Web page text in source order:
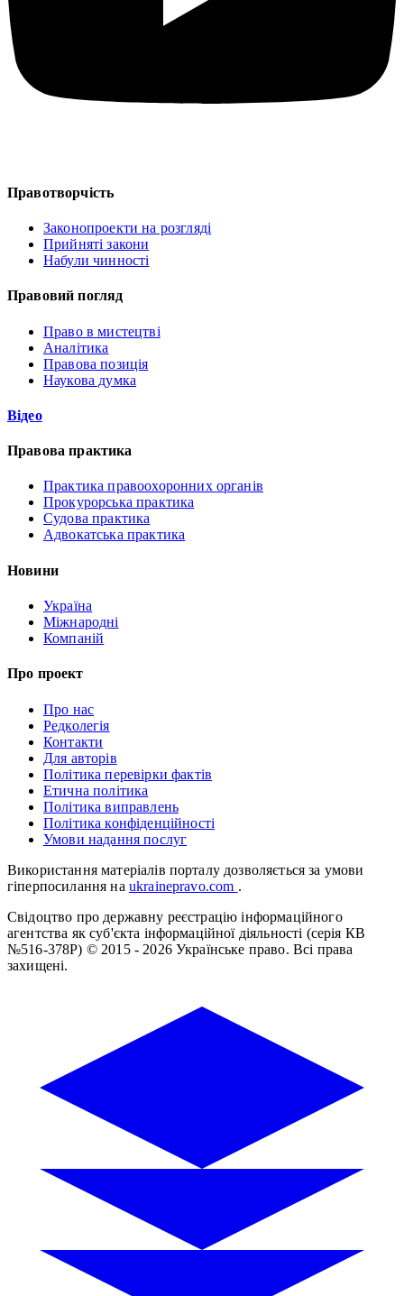
Правотворчість
Законопроекти на розгляді
Прийняті закони
Набули чинності
Правовий погляд
Право в мистецтві
Аналітика
Правова позиція
Наукова думка
Відео
Правова практика
Практика правоохоронних органів
Прокурорська практика
Судова практика
Адвокатська практика
Новини
Україна
Міжнародні
Компаній
Про проект
Про нас
Редколегія
Контакти
Для авторів
Політика перевірки фактів
Етична політика
Політика виправлень
Політика конфіденційності
Умови надання послуг
Використання матеріалів порталу дозволяється за умови
гіперпосилання на ukrainepravo.com .
Свідоцтво про державну реєстрацію інформаційного
агентства як суб'єкта інформаційної діяльності (серія КВ
№516-378Р) © 2015 - 2026 Українське право. Всі права
захищені.